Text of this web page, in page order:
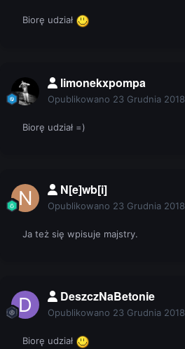
Biorę udział
limonekxpompa
Opublikowano 23 Grudnia 2018
Biorę udział =)
N[e]wb[i]
Opublikowano 23 Grudnia 2018
Ja też się wpisuje majstry.
DeszczNaBetonie
Opublikowano 23 Grudnia 2018
Biorę udział